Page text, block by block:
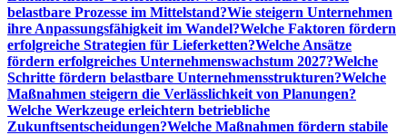
belastbare Prozesse im Mittelstand?Wie steigern Unternehmen
ihre Anpassungsfähigkeit im Wandel?Welche Faktoren fördern
erfolgreiche Strategien für Lieferketten?Welche Ansätze
fördern erfolgreiches Unternehmenswachstum 2027?Welche
Schritte fördern belastbare Unternehmensstrukturen?Welche
Maßnahmen steigern die Verlässlichkeit von Planungen?
Welche Werkzeuge erleichtern betriebliche
Zukunftsentscheidungen?Welche Maßnahmen fördern stabile